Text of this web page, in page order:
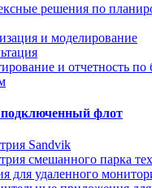
решения по
и моделирование
и отчетность
флот
Sandvik
смешанного парка
для удаленного